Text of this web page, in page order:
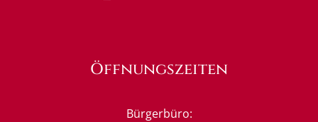
Öffnungszeiten
Bürgerbüro: